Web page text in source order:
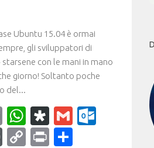
Ubuntu 15.04 è ormai
gli sviluppatori di
con le mani in mano
giorno! Soltanto poche
del...
EmailWhatsApp
Diaspora
Gmail
WordPress
CopyPrint